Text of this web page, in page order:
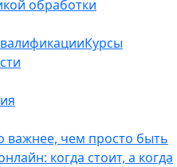
обработки
Курсы
важнее, чем просто быть
когда стоит, а когда